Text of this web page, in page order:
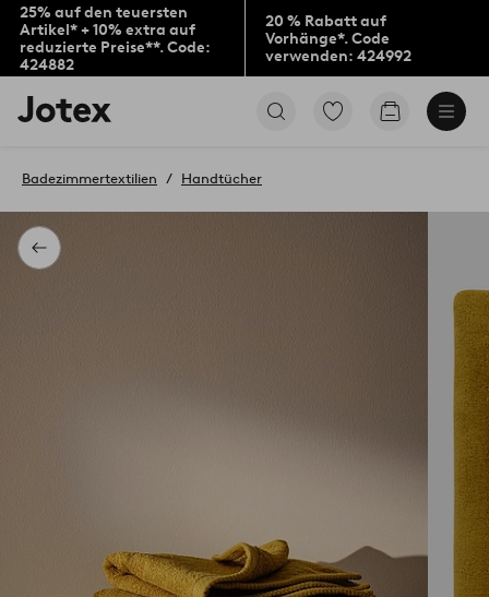
25% auf den teuersten
Artikel* + 10% extra auf
reduzierte Preise**. Code:
424882
20 % Rabatt auf
Vorhänge*. Code
verwenden: 424992
Jotex-
Logo
Startseite
Zu
Produkten
Zum
Zurück
Badezimmertextilien Handtücher